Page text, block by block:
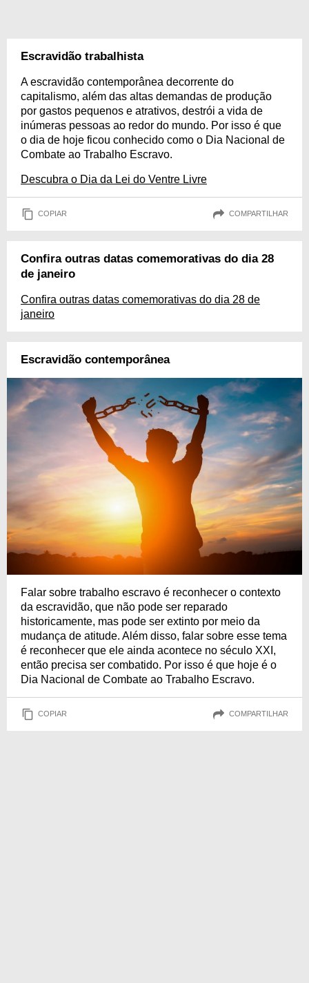
Escravidão trabalhista
A escravidão contemporânea decorrente do
capitalismo, além das altas demandas de produção
por gastos pequenos e atrativos, destrói a vida de
inúmeras pessoas ao redor do mundo. Por isso é que
o dia de hoje ficou conhecido como o Dia Nacional de
Combate ao Trabalho Escravo.
Descubra o Dia da Lei do Ventre Livre
COPIAR COMPARTILHAR
Confira outras datas comemorativas do dia 28
de janeiro
Confira outras datas comemorativas do dia 28 de
janeiro
Escravidão contemporânea
Falar sobre trabalho escravo é reconhecer o contexto
da escravidão, que não pode ser reparado
historicamente, mas pode ser extinto por meio da
mudança de atitude. Além disso, falar sobre esse tema
é reconhecer que ele ainda acontece no século XXI,
então precisa ser combatido. Por isso é que hoje é o
Dia Nacional de Combate ao Trabalho Escravo.
COPIAR COMPARTILHAR